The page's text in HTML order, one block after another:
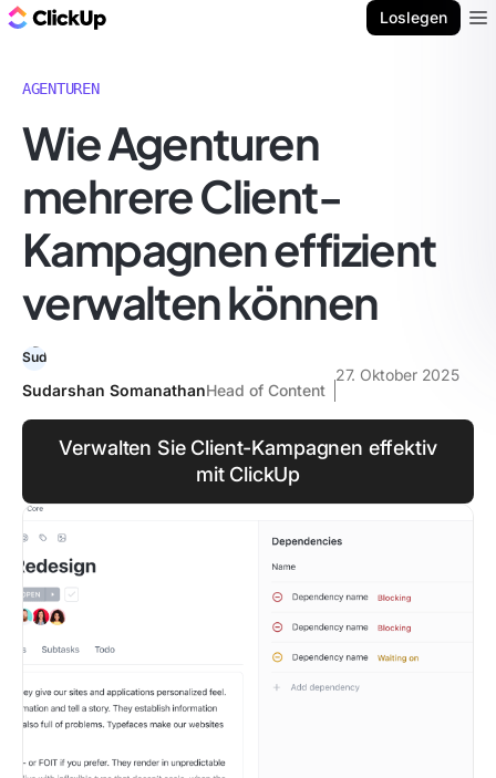
Loslegen
AGENTUREN
Wie Agenturen
mehrere Client-
Kampagnen effizient
verwalten können
Sudarshan SomanathanHead of Content
27. Oktober 2025
Verwalten Sie Client-Kampagnen effektiv
mit ClickUp